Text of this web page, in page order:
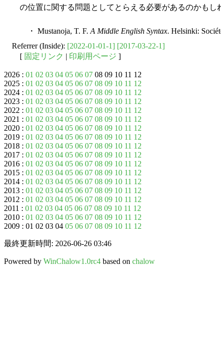
の位置に関する問題としてとらえる必要があるのかもし
・ Mustanoja, T. F. A Middle English Syntax. Helsinki:
Referrer (Inside): [2022-01-01-1] [2017-03-22-1]
[ 固定リンク | 印刷用ページ ]
2026 : 01 02 03 04 05 06 07 08 09 10 11 12
2025 : 01 02 03 04 05 06 07 08 09 10 11 12
2024 : 01 02 03 04 05 06 07 08 09 10 11 12
2023 : 01 02 03 04 05 06 07 08 09 10 11 12
2022 : 01 02 03 04 05 06 07 08 09 10 11 12
2021 : 01 02 03 04 05 06 07 08 09 10 11 12
2020 : 01 02 03 04 05 06 07 08 09 10 11 12
2019 : 01 02 03 04 05 06 07 08 09 10 11 12
2018 : 01 02 03 04 05 06 07 08 09 10 11 12
2017 : 01 02 03 04 05 06 07 08 09 10 11 12
2016 : 01 02 03 04 05 06 07 08 09 10 11 12
2015 : 01 02 03 04 05 06 07 08 09 10 11 12
2014 : 01 02 03 04 05 06 07 08 09 10 11 12
2013 : 01 02 03 04 05 06 07 08 09 10 11 12
2012 : 01 02 03 04 05 06 07 08 09 10 11 12
2011 : 01 02 03 04 05 06 07 08 09 10 11 12
2010 : 01 02 03 04 05 06 07 08 09 10 11 12
2009 : 01 02 03 04 05 06 07 08 09 10 11 12
最終更新時間: 2026-06-26 03:46
Powered by WinChalow1.0rc4 based on chalow